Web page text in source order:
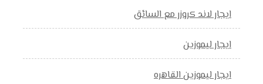
ايجار لاند كروزر مع السائق
ايجار ليموزين
ايجار ليموزين القاهره